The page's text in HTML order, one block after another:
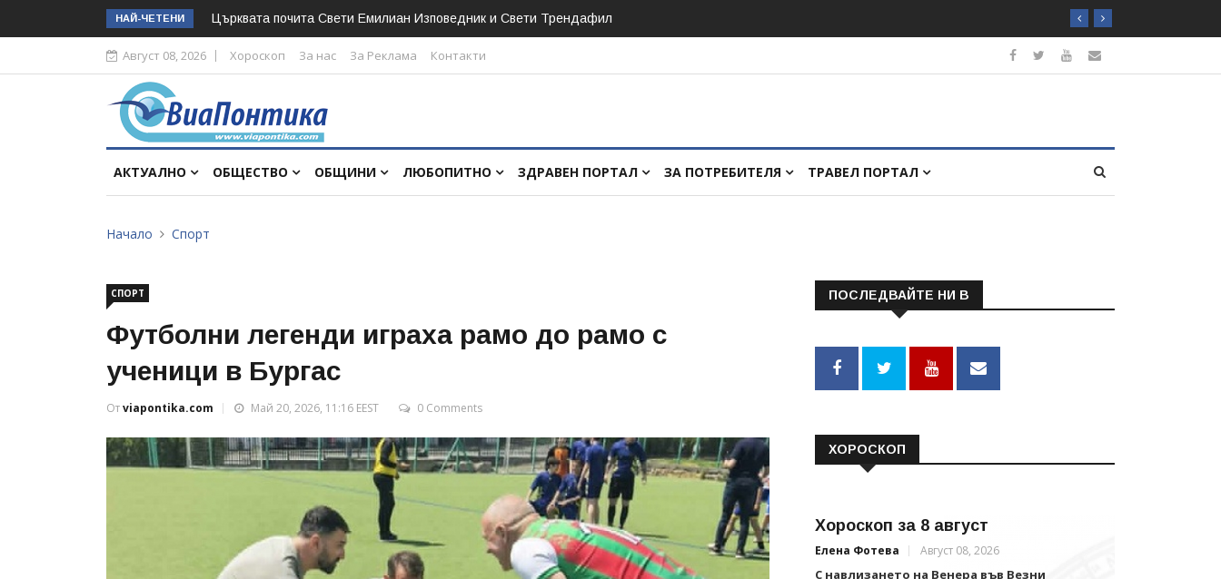
НАЙ-ЧЕТЕНИ Църквата почита Свeти Емилиан Изповедник и Свети Трендафил
Август 08, 2026 Хороскоп За нас За Реклама Контакти
АКТУАЛНО ОБЩЕСТВО ОБЩИНИ ЛЮБОПИТНО ЗДРАВЕН ПОРТАЛ ЗА ПОТРЕБИТЕЛЯ ТРАВЕЛ ПОРТАЛ
Начало Спорт
СПОРТ
Футболни легенди играха рамо до рамо с
ученици в Бургас
Отviapontika.com Май 20, 2026, 11:16 EEST 0 Comments
ПОСЛЕДВАЙТЕ НИ В
ХОРОСКОП
Хороскоп за 8 август
Елена Фотева Август 08, 2026
С навлизането на Венера във Везни